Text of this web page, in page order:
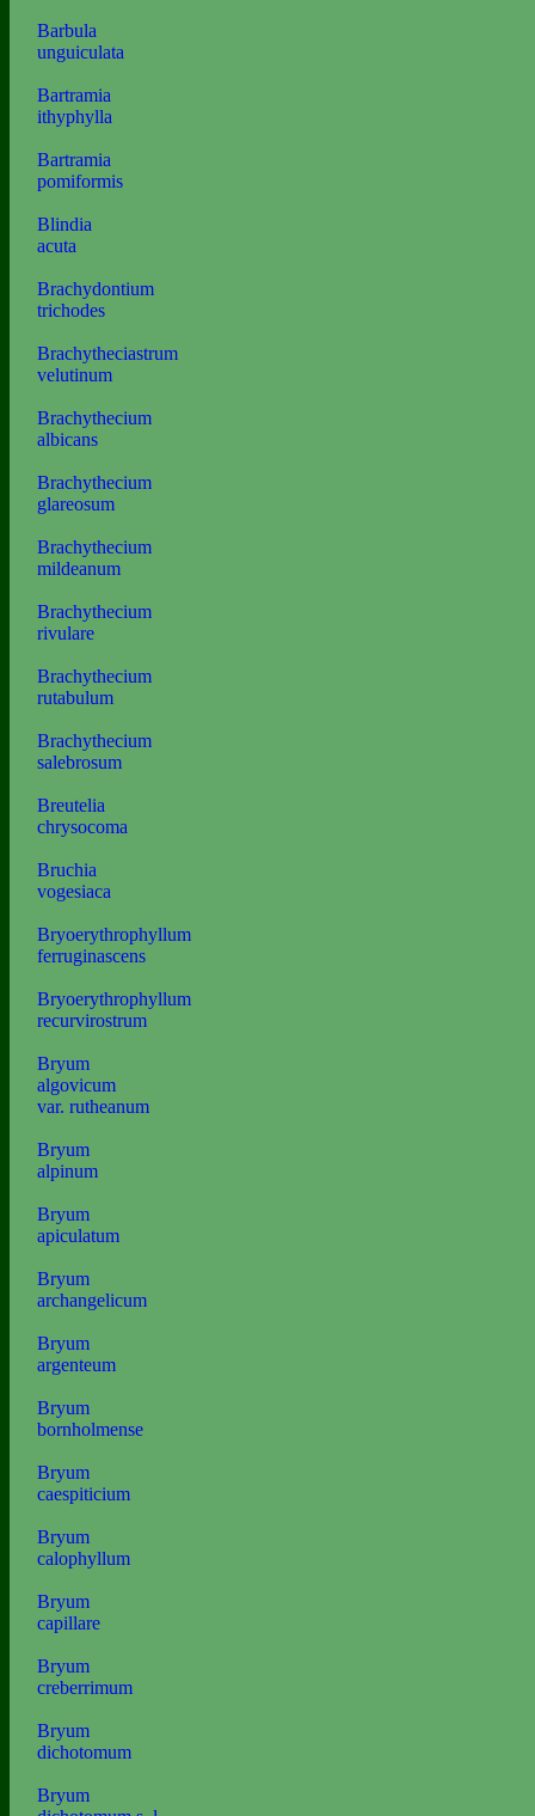
Barbula
unguiculata
Bartramia
ithyphylla
Bartramia
pomiformis
Blindia
acuta
Brachydontium
trichodes
Brachytheciastrum
velutinum
Brachythecium
albicans
Brachythecium
glareosum
Brachythecium
mildeanum
Brachythecium
rivulare
Brachythecium
rutabulum
Brachythecium
salebrosum
Breutelia
chrysocoma
Bruchia
vogesiaca
Bryoerythrophyllum
ferruginascens
Bryoerythrophyllum
recurvirostrum
Bryum
algovicum
var. rutheanum
Bryum
alpinum
Bryum
apiculatum
Bryum
archangelicum
Bryum
argenteum
Bryum
bornholmense
Bryum
caespiticium
Bryum
calophyllum
Bryum
capillare
Bryum
creberrimum
Bryum
dichotomum
Bryum